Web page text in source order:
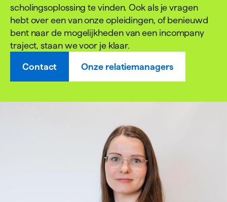
scholingsoplossing te vinden. Ook als je vragen
hebt over een van onze opleidingen, of benieuwd
bent naar de mogelijkheden van een incompany
traject, staan we voor je klaar.
Contact Onze relatiemanagers